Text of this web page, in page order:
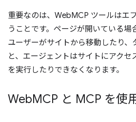
重要なのは、WebMCP ツールはエ
うことです。ページが開いている場
ユーザーがサイトから移動したり、
と、エージェントはサイトにアクセ
を実行したりできなくなります。
WebMCP と MCP を使